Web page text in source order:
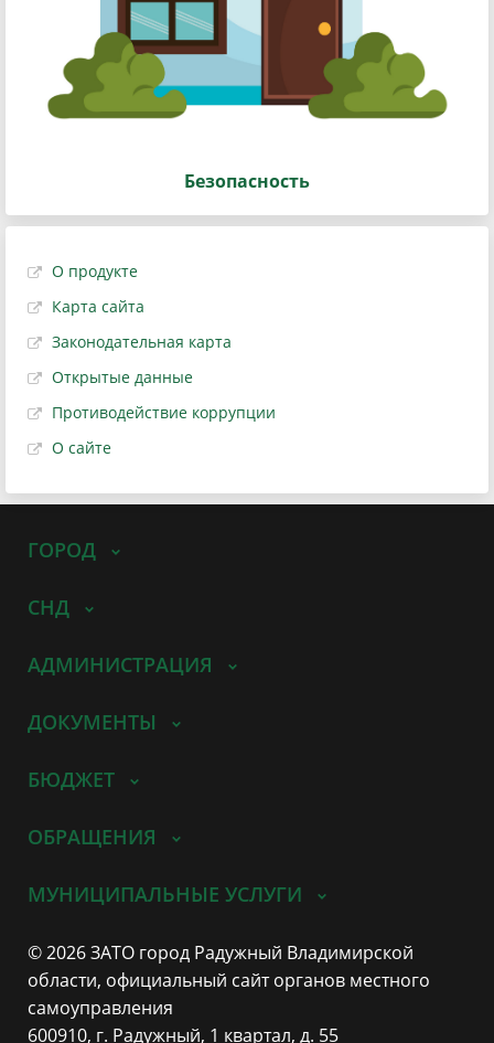
Безопасность
О продукте
Карта сайта
Законодательная карта
Открытые данные
Противодействие коррупции
О сайте
ГОРОД
СНД
АДМИНИСТРАЦИЯ
ДОКУМЕНТЫ
БЮДЖЕТ
ОБРАЩЕНИЯ
МУНИЦИПАЛЬНЫЕ УСЛУГИ
© 2026 ЗАТО город Радужный Владимирской
области, официальный сайт органов местного
самоуправления
600910, г. Радужный, 1 квартал, д. 55